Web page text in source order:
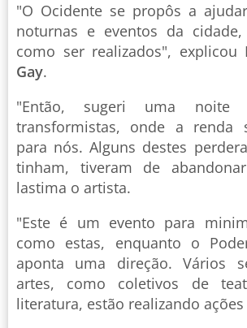
"O Ocidente se propôs a
noturnas e eventos da
como ser realizados", explicou
Gay.
"Então, sugeri uma noite
transformistas, onde a renda
para nós. Alguns destes
tinham, tiveram de
lastima o artista.
"Este é um evento para
como estas, enquanto o
aponta uma direção. Vários
artes, como coletivos de
literatura, estão realizando